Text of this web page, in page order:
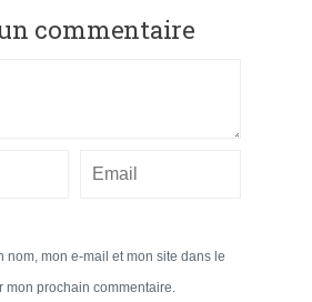
commentaire
nom, mon e-mail et mon site dans le
mon prochain commentaire.